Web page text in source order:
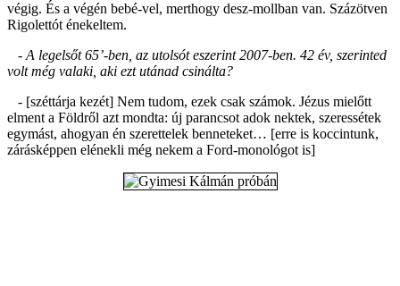
végig. És a végén bebé-vel, merthogy desz-mollban van. Százötven
Rigolettót énekeltem.
- A legelsőt 65’-ben, az utolsót eszerint 2007-ben. 42 év, szerinted
volt még valaki, aki ezt utánad csinálta?
- [széttárja kezét] Nem tudom, ezek csak számok. Jézus mielőtt
elment a Földről azt mondta: új parancsot adok nektek, szeressétek
egymást, ahogyan én szerettelek benneteket… [erre is koccintunk,
zárásképpen elénekli még nekem a Ford-monológot is]